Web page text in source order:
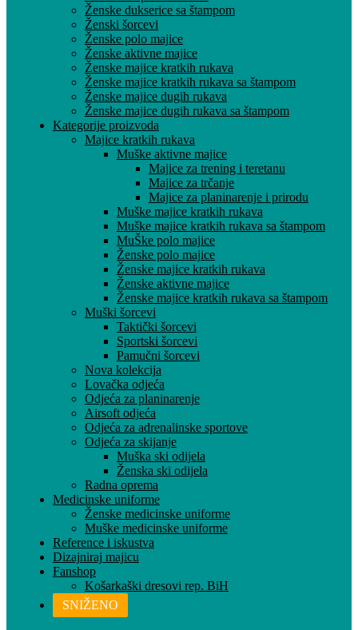
Ženske dukserice sa štampom
Ženski šorcevi
Ženske polo majice
Ženske aktivne majice
Ženske majice kratkih rukava
Ženske majice kratkih rukava sa štampom
Ženske majice dugih rukava
Ženske majice dugih rukava sa štampom
Kategorije proizvoda
Majice kratkih rukava
Muške aktivne majice
Majice za trening i teretanu
Majice za trčanje
Majice za planinarenje i prirodu
Muške majice kratkih rukava
Muške majice kratkih rukava sa štampom
MuŠke polo majice
Ženske polo majice
Ženske majice kratkih rukava
Ženske aktivne majice
Ženske majice kratkih rukava sa štampom
Muški šorcevi
Taktički šorcevi
Sportski šorcevi
Pamučni šorcevi
Nova kolekcija
Lovačka odjeća
Odjeća za planinarenje
Airsoft odjeća
Odjeća za adrenalinske sportove
Odjeća za skijanje
Muška ski odijela
Ženska ski odijela
Radna oprema
Medicinske uniforme
Ženske medicinske uniforme
Muške medicinske uniforme
Reference i iskustva
Dizajniraj majicu
Fanshop
Košarkaški dresovi rep. BiH
SNIŽENO